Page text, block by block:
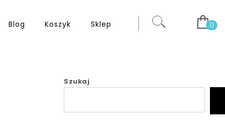
Blog Koszyk Sklep 0
Szukaj